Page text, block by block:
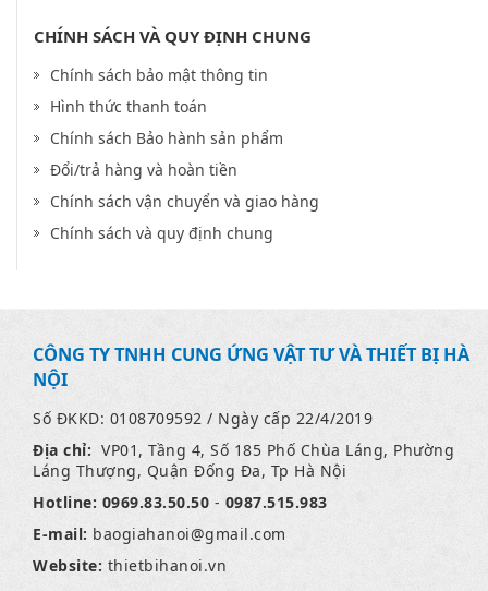
CHÍNH SÁCH VÀ QUY ĐỊNH CHUNG
Chính sách bảo mật thông tin
Hình thức thanh toán
Chính sách Bảo hành sản phẩm
Đổi/trả hàng và hoàn tiền
Chính sách vận chuyển và giao hàng
Chính sách và quy định chung
CÔNG TY TNHH CUNG ỨNG VẬT TƯ VÀ THIẾT BỊ HÀ
NỘI
Số ĐKKD: 0108709592 / Ngày cấp 22/4/2019
Địa chỉ: VP01, Tầng 4, Số 185 Phố Chùa Láng, Phường
Láng Thượng, Quận Đống Đa, Tp Hà Nội
Hotline: 0969.83.50.50 - 0987.515.983
E-mail: baogiahanoi@gmail.com
Website: thietbihanoi.vn